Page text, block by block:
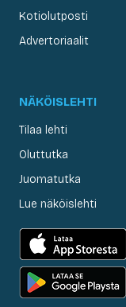
Kotiolutposti
Advertoriaalit
NÄKÖISLEHTI
Tilaa lehti
Oluttutka
Juomatutka
Lue näköislehti